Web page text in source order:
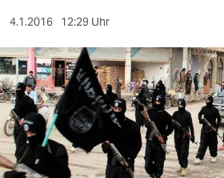
sport
berlin
nord
wahrheit
verlag
4.1.2016 12:29 Uhr